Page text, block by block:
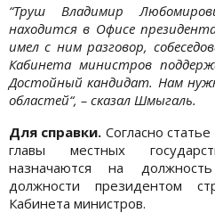
“Труш Владимир
находится в Офисе
имел с ним разговор,
Кабинета министров
Достойный кандидат. Нам
областей“, – сказал Шмыгаль.
Для справки. Согласно
главы местных
назначаются на
должности президентом
Кабинета министров.